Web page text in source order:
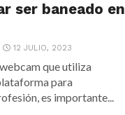
ser baneado en
12 JULIO, 2023
que utiliza
para
es importante...